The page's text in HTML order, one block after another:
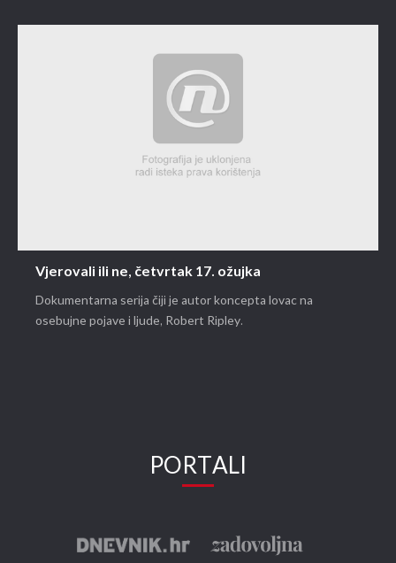
Vjerovali ili ne, četvrtak 17. ožujka
Dokumentarna serija čiji je autor koncepta lovac na
osebujne pojave i ljude, Robert Ripley.
PORTALI